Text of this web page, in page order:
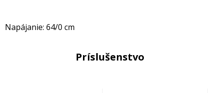
Napájanie: 64/0 cm
Príslušenstvo